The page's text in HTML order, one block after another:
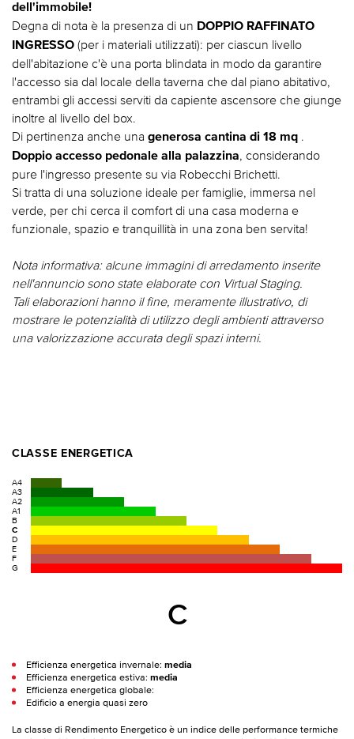
dell'immobile!
Degna di nota è la presenza di un DOPPIO RAFFINATO
INGRESSO (per i materiali utilizzati): per ciascun livello
dell'abitazione c'è una porta blindata in modo da garantire
l'accesso sia dal locale della taverna che dal piano abitativo,
entrambi gli accessi serviti da capiente ascensore che giunge
inoltre al livello del box.
Di pertinenza anche una generosa cantina di 18 mq .
Doppio accesso pedonale alla palazzina, considerando
pure l'ingresso presente su via Robecchi Brichetti.
Si tratta di una soluzione ideale per famiglie, immersa nel
verde, per chi cerca il comfort di una casa moderna e
funzionale, spazio e tranquillità in una zona ben servita!
Nota informativa: alcune immagini di arredamento inserite
nell'annuncio sono state elaborate con Virtual Staging.
Tali elaborazioni hanno il fine, meramente illustrativo, di
mostrare le potenzialità di utilizzo degli ambienti attraverso
una valorizzazione accurata degli spazi interni.
CLASSE ENERGETICA
A4
A3
A2
A1
B
C
D
E
F
G
C
Efficienza energetica invernale: media
Efficienza energetica estiva: media
Efficienza energetica globale:
Edificio a energia quasi zero
La classe di Rendimento Energetico è un indice delle performance termiche